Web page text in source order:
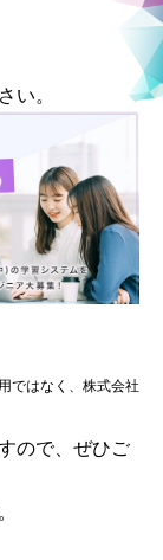
い。
ではなく、株式会社
ので、ぜひご